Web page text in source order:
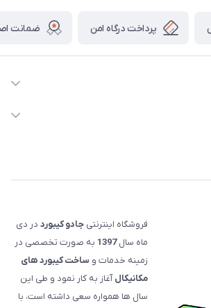
پرداخت درگاه امن ضمانت
به کیبوردهای مکانیکال
فروشگاه اینترنتی جادو کیبورد در دی
ماه سال1397 به صورت تخصصی در
زمینه خدمات و ساخت کیبورد های
مکانیکالآغاز به کار نمود و طی این
سال ها همواره سعی داشته است، با